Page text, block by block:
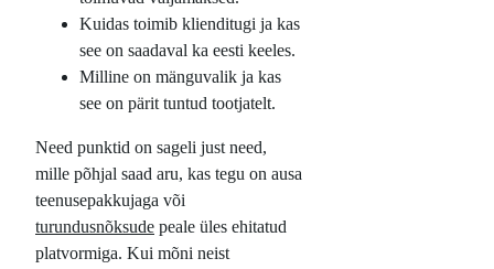
Kuidas toimib klienditugi ja kas
see on saadaval ka eesti keeles.
Milline on mänguvalik ja kas
see on pärit tuntud tootjatelt.
Need punktid on sageli just need,
mille põhjal saad aru, kas tegu on ausa
teenusepakkujaga või
turundusnõksude peale üles ehitatud
platvormiga. Kui mõni neist